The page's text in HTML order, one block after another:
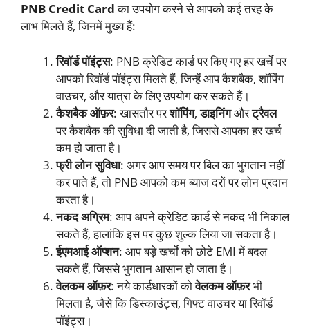
PNB Credit Cardका उपयोग करने से आपको कई तरह के
लाभ मिलते हैं, जिनमें मुख्य हैं:
रिवॉर्ड पॉइंट्स: PNB क्रेडिट कार्ड पर किए गए हर खर्चे पर
आपको रिवॉर्ड पॉइंट्स मिलते हैं, जिन्हें आप कैशबैक, शॉपिंग
वाउचर, और यात्रा के लिए उपयोग कर सकते हैं।
कैशबैक ऑफ़र: खासतौर परशॉपिंग,डाइनिंगऔरट्रैवल
पर कैशबैक की सुविधा दी जाती है, जिससे आपका हर खर्च
कम हो जाता है।
फ्री लोन सुविधा: अगर आप समय पर बिल का भुगतान नहीं
कर पाते हैं, तो PNB आपको कम ब्याज दरों पर लोन प्रदान
करता है।
नकद अग्रिम: आप अपने क्रेडिट कार्ड से नकद भी निकाल
सकते हैं, हालांकि इस पर कुछ शुल्क लिया जा सकता है।
ईएमआई ऑप्शन: आप बड़े खर्चों को छोटे EMI में बदल
सकते हैं, जिससे भुगतान आसान हो जाता है।
वेलकम ऑफ़र: नये कार्डधारकों कोवेलकम ऑफ़रभी
मिलता है, जैसे कि डिस्काउंट्स, गिफ्ट वाउचर या रिवॉर्ड
पॉइंट्स।